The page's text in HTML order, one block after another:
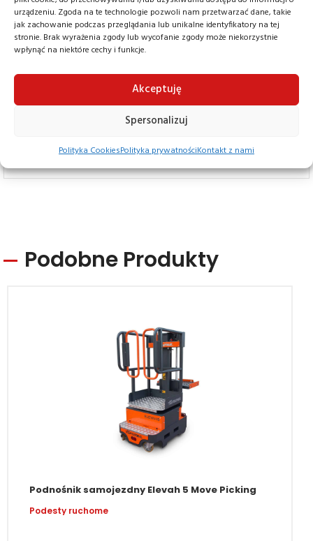
urządzeniu. Zgoda na te technologie pozwoli nam przetwarzać dane, takie
jak zachowanie podczas przeglądania lub unikalne identyfikatory na tej
stronie. Brak wyrażenia zgody lub wycofanie zgody może niekorzystnie
wpłynąć na niektóre cechy i funkcje.
Akceptuję
Spersonalizuj
Polityka CookiesPolityka prywatnościKontakt z nami
roboczą 7,2 m, udźwig 200 kg oraz wagę 398 kg.
Specyfikacja techniczna obejmuje wymiary 1,32 m x
0,78 m x 1,70 m.
Temperatura pracy od – 10° do + 40 ° C
Cena Na Zapytanie
Podobne Produkty
Podnośnik samojezdny Elevah 5 Move Picking
Podesty ruchome